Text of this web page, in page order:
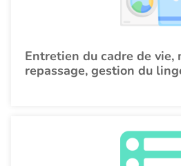
Entretien du cadre de vie,
repassage, gestion du